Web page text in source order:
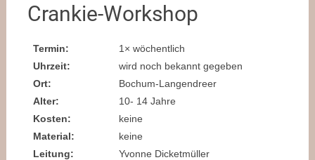
Crankie-Workshop
Termin:
1× wöchentlich
Uhrzeit:
wird noch bekannt gegeben
Ort:
Bochum-Langendreer
Alter:
10- 14 Jahre
Kosten:
keine
Material:
keine
Leitung:
Yvonne Dicketmüller